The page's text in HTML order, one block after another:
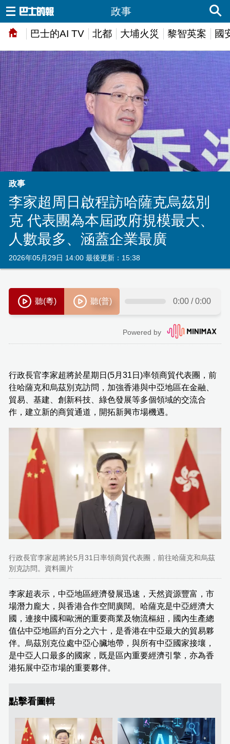
巴士的AI TV 北都 大埔火災 黎智英案 國
政事
政事
李家超周日啟程訪哈薩克烏茲別
克 代表團為本屆政府規模最大、
人數最多、涵蓋企業最廣
2026年05月29日 14:00 最後更新：15:38
行政長官李家超將於星期日(5月31日)率領商貿代表團，前
往哈薩克和烏茲別克訪問，加強香港與中亞地區在金融、
貿易、基建、創新科技、綠色發展等多個領域的交流合
作，建立新的商貿通道，開拓新興市場機遇。
行政長官李家超將於5月31日率領商貿代表團，前往哈薩克和烏茲
別克訪問。資料圖片
李家超表示，中亞地區經濟發展迅速，天然資源豐富，市
場潛力龐大，與香港合作空間廣闊。哈薩克是中亞經濟大
國，連接中國和歐洲的重要商業及物流樞紐，國內生產總
值佔中亞地區約百分之六十，是香港在中亞最大的貿易夥
伴。烏茲別克位處中亞心臟地帶，與所有中亞國家接壤，
是中亞人口最多的國家，既是區內重要經濟引擎，亦為香
港拓展中亞市場的重要夥伴。
點擊看圖輯